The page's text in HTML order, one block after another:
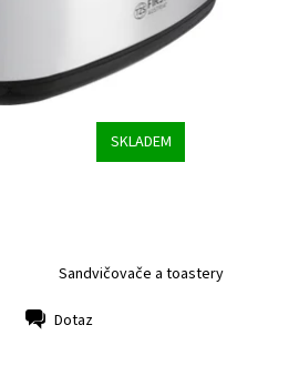
SKLADEM
Sandvičovače a toastery
Dotaz